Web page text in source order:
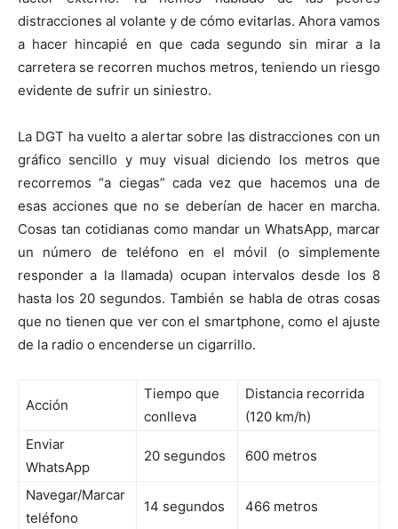
distracciones al volante y de cómo evitarlas. Ahora vamos
a hacer hincapié en que cada segundo sin mirar a la
carretera se recorren muchos metros, teniendo un riesgo
evidente de sufrir un siniestro.
La DGT ha vuelto a alertar sobre las distracciones con un
gráfico sencillo y muy visual diciendo los metros que
recorremos “a ciegas” cada vez que hacemos una de
esas acciones que no se deberían de hacer en marcha.
Cosas tan cotidianas como mandar un WhatsApp, marcar
un número de teléfono en el móvil (o simplemente
responder a la llamada) ocupan intervalos desde los 8
hasta los 20 segundos. También se habla de otras cosas
que no tienen que ver con el smartphone, como el ajuste
de la radio o encenderse un cigarrillo.
Acción
Tiempo que
conlleva
Distancia recorrida
(120 km/h)
Enviar
WhatsApp
20 segundos 600 metros
Navegar/Marcar
teléfono
14 segundos 466 metros